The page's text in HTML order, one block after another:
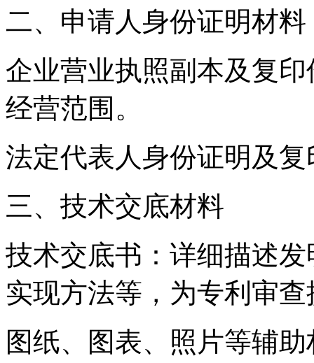
二、申请人身份证明材料
企业营业执照副本及复
经营范围。
法定代表人身份证明及
三、技术交底材料
技术交底书：详细描述
实现方法等，为专利审
图纸、图表、照片等辅